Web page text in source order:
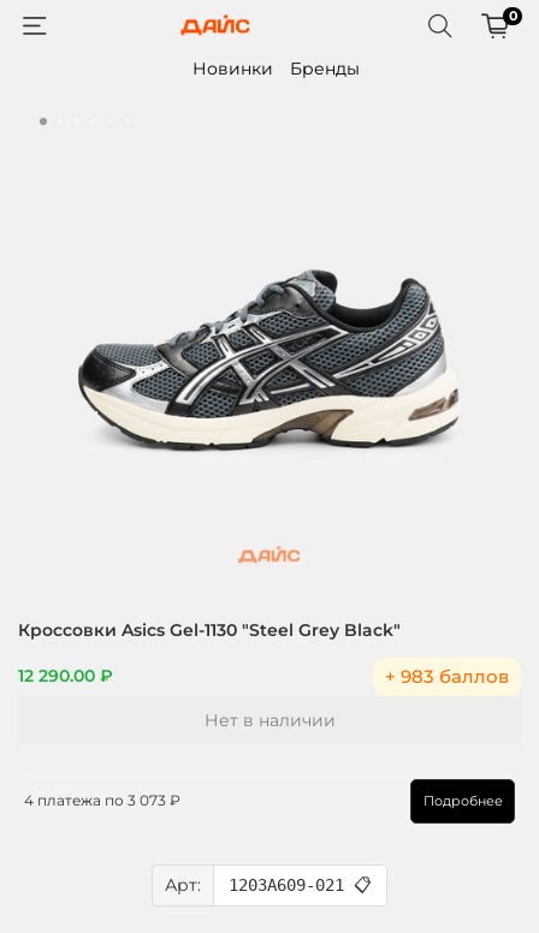
0
Новинки Бренды
Кроссовки Asics Gel-1130 "Steel Grey Black"
12 290.00 ₽ + 983 баллов
Арт: 1203A609-021 📋
Нет в наличии
4 платежа по 3 073 ₽ Подробнее